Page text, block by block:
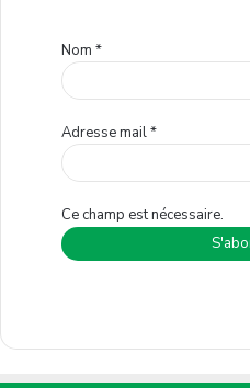
Nom *
Adresse mail*
Ce champ est nécessaire.